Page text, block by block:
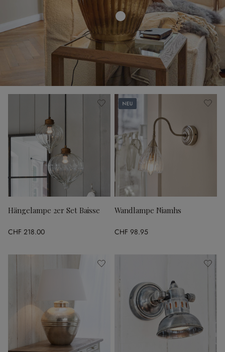
Hängelampe 2er Set Baisse
CHF 218.00
Neu
Wandlampe Niamhs
CHF 98.95